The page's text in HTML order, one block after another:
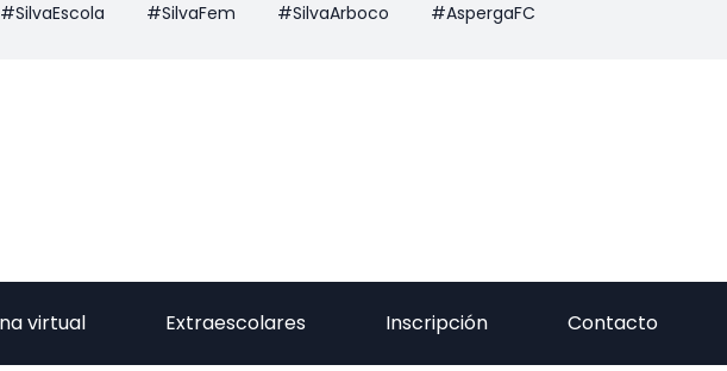
#SilvaEscola #SilvaFem #SilvaArboco #AspergaFC
virtual Extraescolares Inscripción Contacto